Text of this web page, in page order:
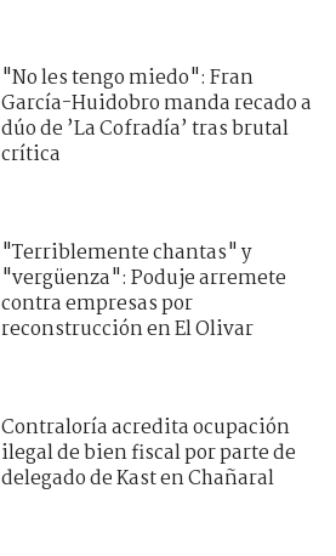
"No les tengo miedo": Fran
García-Huidobro manda recado a
dúo de ’La Cofradía’ tras brutal
crítica
"Terriblemente chantas" y
"vergüenza": Poduje arremete
contra empresas por
reconstrucción en El Olivar
Contraloría acredita ocupación
ilegal de bien fiscal por parte de
delegado de Kast en Chañaral